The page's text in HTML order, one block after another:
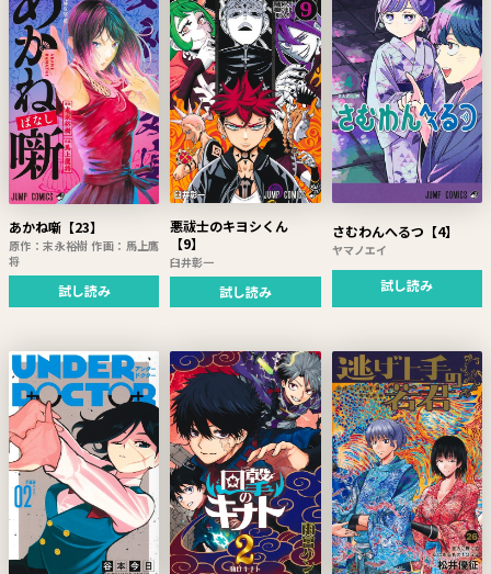
あかね噺【23】
原作：末永裕樹 作画：馬上鷹
将
試し読み
悪祓士のキヨシくん
【9】
臼井彰一
試し読み
さむわんへるつ【4】
ヤマノエイ
試し読み